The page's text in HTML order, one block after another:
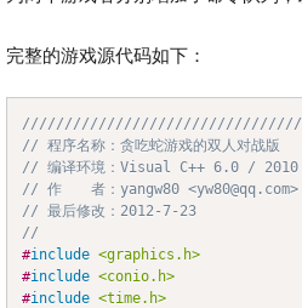
完整的游戏源代码如下：
// 程序名称：贪吃蛇游戏的双人对战版
// 编译环境：Visual C++ 6.0 / 2010
// 作　　者：yangw80 <yw80@qq.com>
// 最后修改：2012-7-23
//
#include <graphics.h>
#include <conio.h>
#include <time.h>